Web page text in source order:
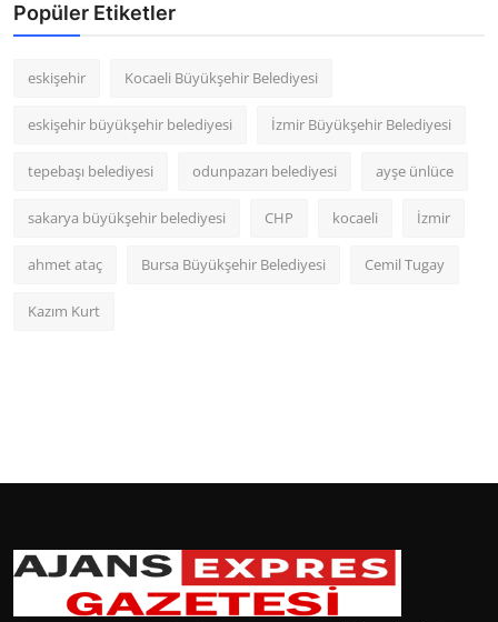
Popüler Etiketler
eskişehir Kocaeli Büyükşehir Belediyesi
eskişehir büyükşehir belediyesi İzmir Büyükşehir Belediyesi
tepebaşı belediyesi odunpazarı belediyesi ayşe ünlüce
sakarya büyükşehir belediyesi CHP kocaeli İzmir
ahmet ataç Bursa Büyükşehir Belediyesi Cemil Tugay
Kazım Kurt